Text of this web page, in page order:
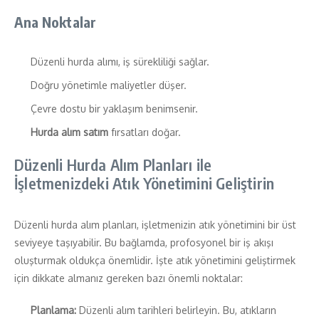
Ana Noktalar
Düzenli hurda alımı, iş sürekliliği sağlar.
Doğru yönetimle maliyetler düşer.
Çevre dostu bir yaklaşım benimsenir.
Hurda alım satım fırsatları doğar.
Düzenli Hurda Alım Planları ile
İşletmenizdeki Atık Yönetimini Geliştirin
Düzenli hurda alım planları, işletmenizin atık yönetimini bir üst
seviyeye taşıyabilir. Bu bağlamda, profosyonel bir iş akışı
oluşturmak oldukça önemlidir. İşte atık yönetimini geliştirmek
için dikkate almanız gereken bazı önemli noktalar:
Planlama: Düzenli alım tarihleri belirleyin. Bu, atıkların